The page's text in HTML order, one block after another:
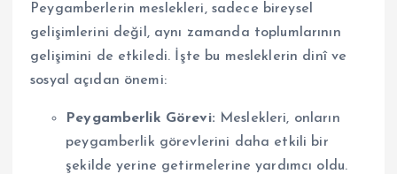
Peygamberlerin meslekleri, sadece bireysel
gelişimlerini değil, aynı zamanda toplumlarının
gelişimini de etkiledi. İşte bu mesleklerin dinî ve
sosyal açıdan önemi:
Peygamberlik Görevi: Meslekleri, onların
peygamberlik görevlerini daha etkili bir
şekilde yerine getirmelerine yardımcı oldu.